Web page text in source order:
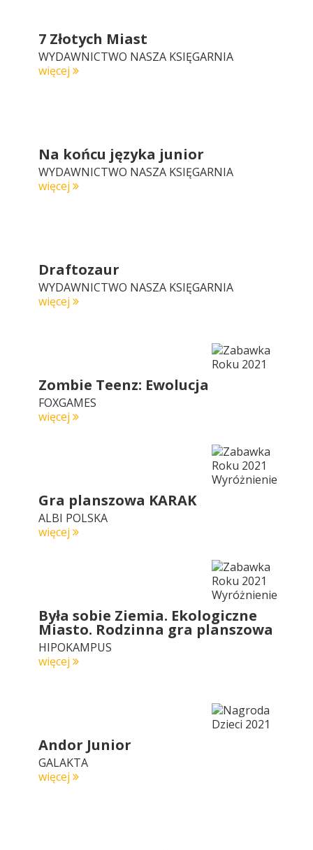
7 Złotych Miast
WYDAWNICTWO NASZA KSIĘGARNIA
więcej
Na końcu języka junior
WYDAWNICTWO NASZA KSIĘGARNIA
więcej
Draftozaur
WYDAWNICTWO NASZA KSIĘGARNIA
więcej
Zombie Teenz: Ewolucja
FOXGAMES
więcej
Gra planszowa KARAK
ALBI POLSKA
więcej
Była sobie Ziemia. Ekologiczne
Miasto. Rodzinna gra planszowa
HIPOKAMPUS
więcej
Andor Junior
GALAKTA
więcej